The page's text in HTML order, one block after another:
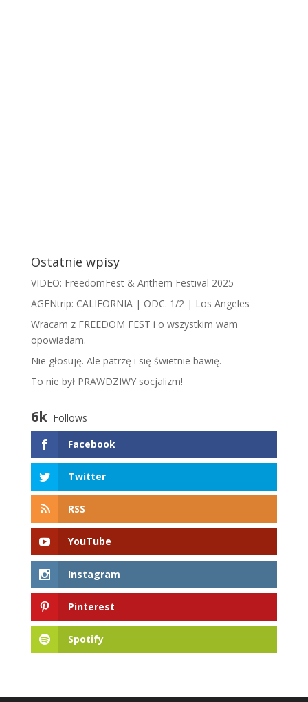
Ostatnie wpisy
VIDEO: FreedomFest & Anthem Festival 2025
AGENtrip: CALIFORNIA | ODC. 1/2 | Los Angeles
Wracam z FREEDOM FEST i o wszystkim wam
opowiadam.
​N​ie głosuję. Ale patrzę i się świetnie bawię.
To nie był PRAWDZIWY socjalizm!
6k Follows
Facebook
Twitter
RSS
YouTube
Instagram
Pinterest
Spotify